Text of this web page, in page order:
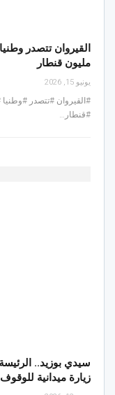
القيروان تتصدر
مليون قنطار
يونيو 15, 2026
#القيروان #تتصدر
#قنطار…
سيدي بوزيد..
زيارة ميدانية